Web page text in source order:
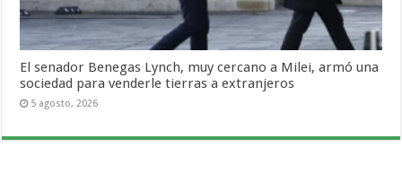
El senador Benegas Lynch, muy cercano a Milei, armó una
sociedad para venderle tierras a extranjeros
5 agosto, 2026